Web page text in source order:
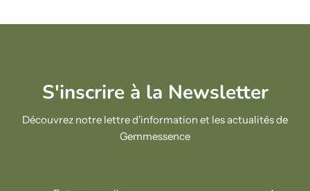
S'inscrire à la Newsletter
Découvrez notre lettre d'information et les actualités de
Gemmessence